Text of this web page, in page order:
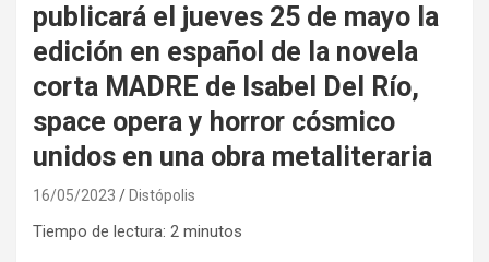
publicará el jueves 25 de mayo la
edición en español de la novela
corta MADRE de Isabel Del Río,
space opera y horror cósmico
unidos en una obra metaliteraria
16/05/2023 Distópolis
Tiempo de lectura: 2 minutos